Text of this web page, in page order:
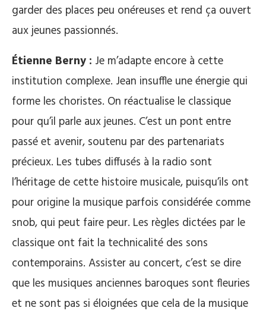
garder des places peu onéreuses et rend ça ouvert
aux jeunes passionnés.
Étienne Berny : Je m’adapte encore à cette
institution complexe. Jean insuffle une énergie qui
forme les choristes. On réactualise le classique
pour qu’il parle aux jeunes. C’est un pont entre
passé et avenir, soutenu par des partenariats
précieux. Les tubes diffusés à la radio sont
l’héritage de cette histoire musicale, puisqu’ils ont
pour origine la musique parfois considérée comme
snob, qui peut faire peur. Les règles dictées par le
classique ont fait la technicalité des sons
contemporains. Assister au concert, c’est se dire
que les musiques anciennes baroques sont fleuries
et ne sont pas si éloignées que cela de la musique